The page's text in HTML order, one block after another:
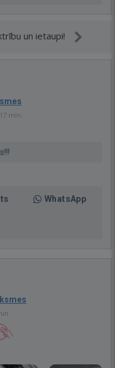
un ietaupi!
min.
WhatsApp